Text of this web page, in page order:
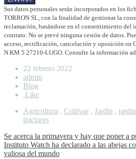
Sus datos personales serán incorporados en los
TORRON SL, con la finalidad de gestionar la
reclamación, basándose en el consentimiento del
contrato. No se prevé ninguna cesión de datos.
acceso, rectificación, cancelación y oposición en
N.KM 5 27210-LUGO. Consulte la información
22 febrero 2022
admin
Blog
Like
Agricultura , Cultivar , Jardín ,
tractores
Se acerca la primavera y hay que poner a
Instituto Watch ha declarado a las abejas
valiosa del mundo